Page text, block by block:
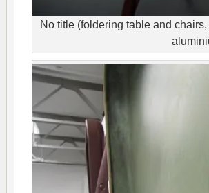
No title (foldering table and